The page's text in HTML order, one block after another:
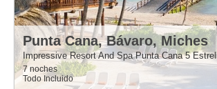
Punta Cana, Bávaro, Miches
Impressive Resort And Spa Punta Cana 5
7 noches
Todo Incluido